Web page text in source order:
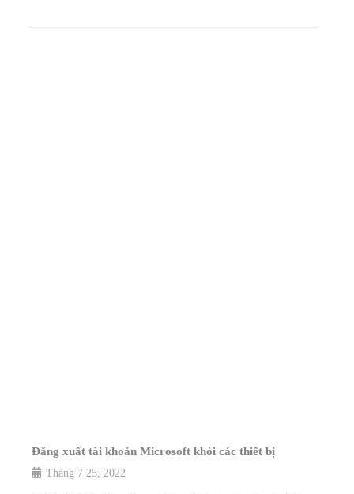
Đăng xuất tài khoản Microsoft khỏi các thiết bị
Tháng 7 25, 2022